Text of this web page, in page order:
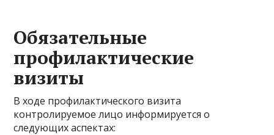
Обязательные
профилактические
визиты
В ходе профилактического визита
контролируемое лицо информируется о
следующих аспектах: